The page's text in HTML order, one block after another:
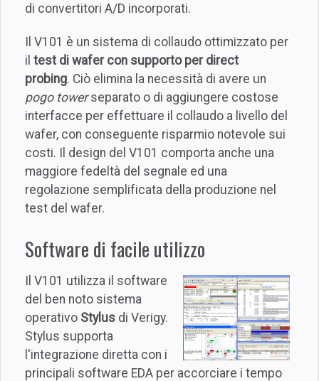
di convertitori A/D incorporati.
Il V101 è un sistema di collaudo ottimizzato per
il test di wafer con supporto per direct
probing. Ciò elimina la necessità di avere un
pogo towerseparato o di aggiungere costose
interfacce per effettuare il collaudo a livello del
wafer, con conseguente risparmio notevole sui
costi. Il design del V101 comporta anche una
maggiore fedeltà del segnale ed una
regolazione semplificata della produzione nel
test del wafer.
Software di facile utilizzo
Il V101 utilizza il software
del ben noto sistema
operativo Stylus di Verigy.
Stylus supporta
l'integrazione diretta con i
principali software EDA per accorciare i tempo